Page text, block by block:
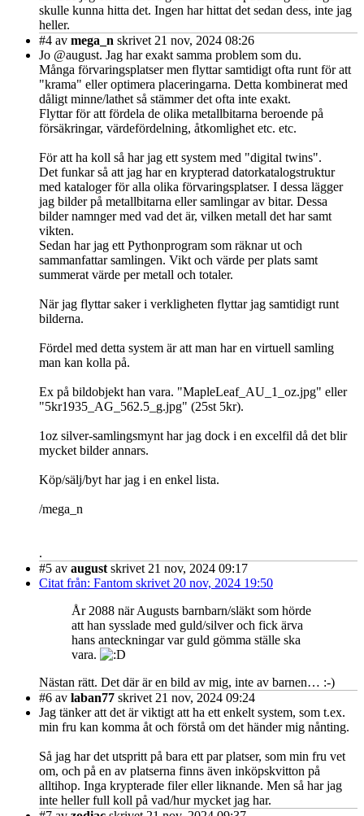
skulle kunna hitta det. Ingen har hittat det sedan dess, inte jag
heller.
#4 av mega_n skrivet 21 nov, 2024 08:26
Jo @august. Jag har exakt samma problem som du.
Många förvaringsplatser men flyttar samtidigt ofta runt för att
"krama" eller optimera placeringarna. Detta kombinerat med
dåligt minne/lathet så stämmer det ofta inte exakt.
Flyttar för att fördela de olika metallbitarna beroende på
försäkringar, värdefördelning, åtkomlighet etc. etc.
För att ha koll så har jag ett system med "digital twins".
Det funkar så att jag har en krypterad datorkatalogstruktur
med kataloger för alla olika förvaringsplatser. I dessa lägger
jag bilder på metallbitarna eller samlingar av bitar. Dessa
bilder namnger med vad det är, vilken metall det har samt
vikten.
Sedan har jag ett Pythonprogram som räknar ut och
sammanfattar samlingen. Vikt och värde per plats samt
summerat värde per metall och totaler.
När jag flyttar saker i verkligheten flyttar jag samtidigt runt
bilderna.
Fördel med detta system är att man har en virtuell samling
man kan kolla på.
Ex på bildobjekt han vara. "MapleLeaf_AU_1_oz.jpg" eller
"5kr1935_AG_562.5_g.jpg" (25st 5kr).
1oz silver-samlingsmynt har jag dock i en excelfil då det blir
mycket bilder annars.
Köp/sälj/byt har jag i en enkel lista.
/mega_n
.
#5 av august skrivet 21 nov, 2024 09:17
Citat från: Fantom skrivet 20 nov, 2024 19:50
År 2088 när Augusts barnbarn/släkt som hörde
att han sysslade med guld/silver och fick ärva
hans anteckningar var guld gömma ställe ska
vara.
Nästan rätt. Det där är en bild av mig, inte av barnen… :-)
#6 av laban77 skrivet 21 nov, 2024 09:24
Jag tänker att det är viktigt att ha ett enkelt system, som t.ex.
min fru kan komma åt och förstå om det händer mig nånting.
Så jag har det utspritt på bara ett par platser, som min fru vet
om, och på en av platserna finns även inköpskvitton på
alltihop. Inga krypterade filer eller liknande. Men så har jag
inte heller full koll på vad/hur mycket jag har.